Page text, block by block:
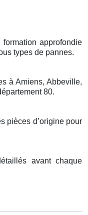
approfondie
types de pannes.
à Amiens, Abbeville,
80.
pièces d’origine pour
avant chaque